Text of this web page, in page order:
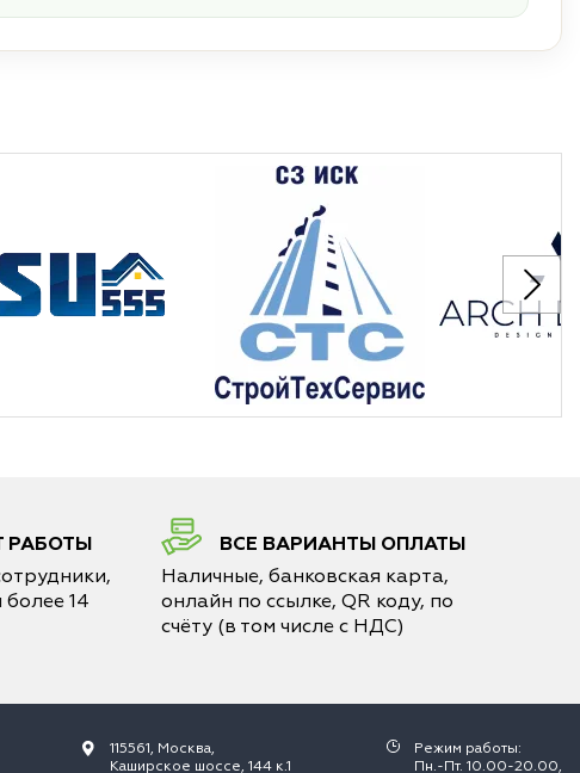
РАБОТЫ
14
ВСЕ ВАРИАНТЫ ОПЛАТЫ
Наличные, банковская карта,
онлайн по ссылке, QR коду, по
счёту (в том числе с НДС)
115561, Москва,
Каширское шоссе, 144 к.1
Режим работы:
Пн.-Пт. 10.00-20.00,